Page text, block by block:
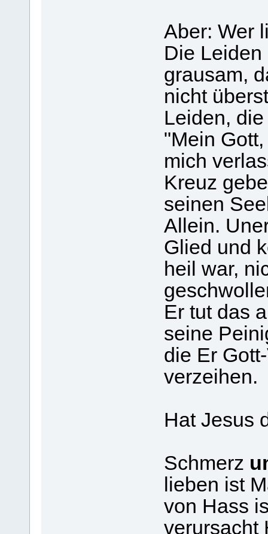
Aber: Wer
Die
grausam,
nicht
Leiden,
"Mein
mich
Kreuz
seinen
Allein.
Glied und
heil war,
Er tut das
seine
die Er
verzeihen.
Hat Jesus
Schmerz
lieben ist
von Hass
verursacht